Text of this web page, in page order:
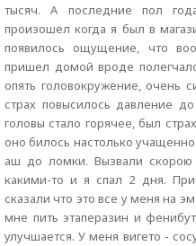
тысяч. А последние пол
произошел когда я был в
появилось ощущение, что
пришел домой вроде
опять головокружение, очень
страх повысилось давление
головы стало горячее, был
оно билось настолько
аш до ломки. Вызвали скорою
какими-то и я спал 2 дня.
сказали что это все у меня на
мне пить этаперазин и
улучшается. У меня вигето -